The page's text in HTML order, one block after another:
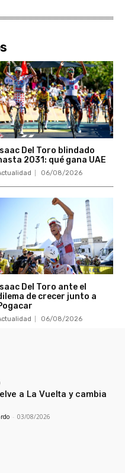
Isaac Del Toro blindado
2031: qué gana UAE
06/08/2026
Isaac Del Toro ante el
de crecer junto a
06/08/2026
a La Vuelta y cambia
- 03/08/2026